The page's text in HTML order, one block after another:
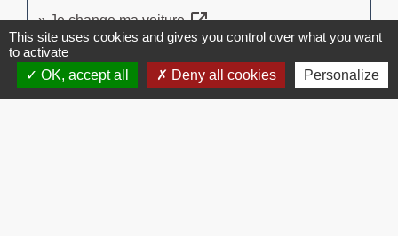
Je change ma voitureopen_in_new
Ministère chargé de l'environnement
Signaler une erreur sur cette page
This site uses cookies and gives you control over what you want
to activate
OK, accept all
Deny all cookies Personalize